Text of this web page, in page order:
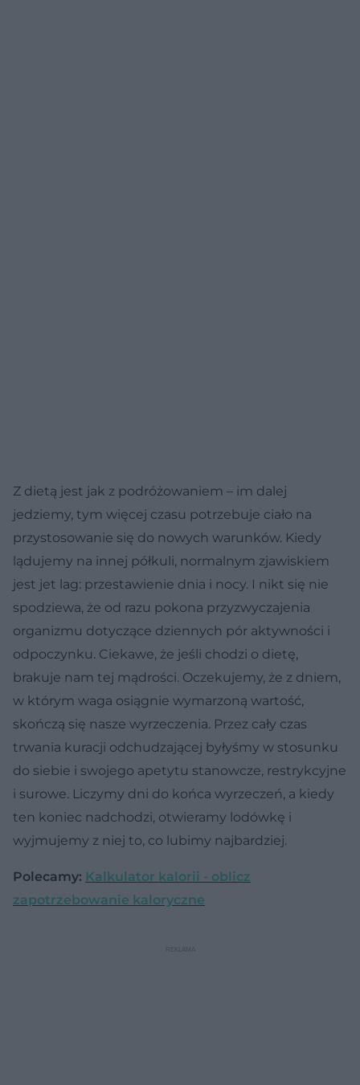
Z dietą jest jak z podróżowaniem – im dalej
jedziemy, tym więcej czasu potrzebuje ciało na
przystosowanie się do nowych warunków. Kiedy
lądujemy na innej półkuli, normalnym zjawiskiem
jest jet lag: przestawienie dnia i nocy. I nikt się nie
spodziewa, że od razu pokona przyzwyczajenia
organizmu dotyczące dziennych pór aktywności i
odpoczynku. Ciekawe, że jeśli chodzi o dietę,
brakuje nam tej mądrości. Oczekujemy, że z dniem,
w którym waga osiągnie wymarzoną wartość,
skończą się nasze wyrzeczenia. Przez cały czas
trwania kuracji odchudzającej byłyśmy w stosunku
do siebie i swojego apetytu stanowcze, restrykcyjne
i surowe. Liczymy dni do końca wyrzeczeń, a kiedy
ten koniec nadchodzi, otwieramy lodówkę i
wyjmujemy z niej to, co lubimy najbardziej.
Polecamy: Kalkulator kalorii - oblicz
zapotrzebowanie kaloryczne